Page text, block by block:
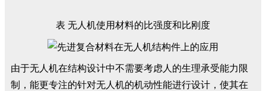
表 无人机使用材料的比强度和比刚度
由于无人机在结构设计中不需要考虑人的生理承受能力限
制，能更专注的针对无人机的机动性能进行设计，使其在